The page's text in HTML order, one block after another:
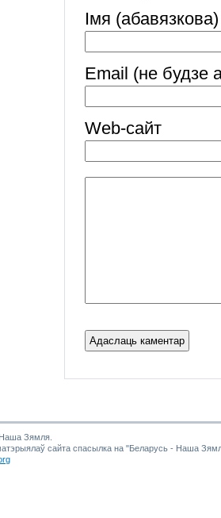
Імя (абавязкова)
Email (не будзе
Web-cайт
Зямля.
сайта спасылка на "Беларусь - Наша